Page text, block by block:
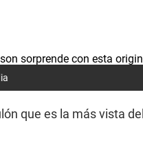
que es la más vista